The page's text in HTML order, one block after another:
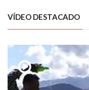
VÍDEO DESTACADO